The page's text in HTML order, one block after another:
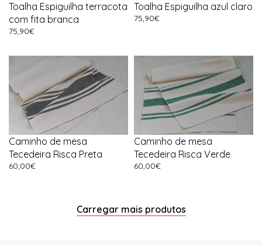
Toalha Espiguilha terracota
com fita branca
75,90€
Toalha Espiguilha azul claro
75,90€
Caminho de mesa
Tecedeira Risca Preta
60,00€
Caminho de mesa
Tecedeira Risca Verde
60,00€
Carregar mais produtos